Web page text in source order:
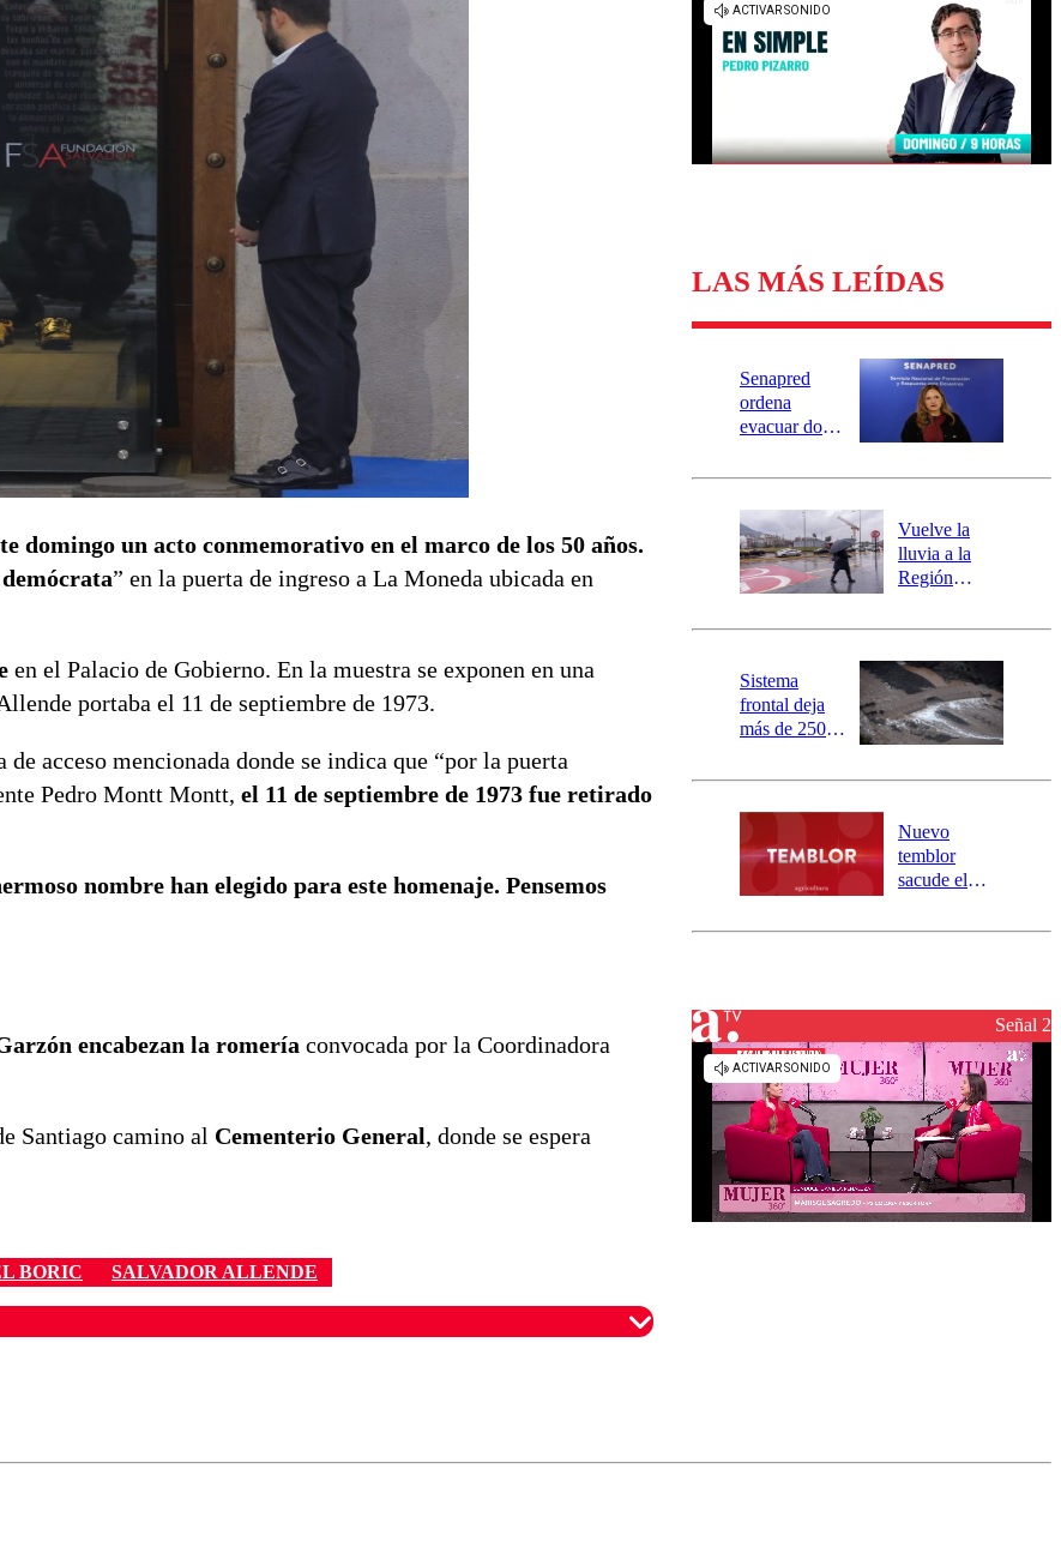
Universidad de Chile
Sustentabilidad
domingo un acto conmemorativo en el marco de los 50 años.
” en la puerta de ingreso a La Moneda ubicada en
en el Palacio de Gobierno. En la muestra se exponen en una
portaba el 11 de septiembre de 1973.
acceso mencionada donde se indica que “por la puerta
Pedro Montt Montt, el 11 de septiembre de 1973 fue retirado
nombre han elegido para este homenaje. Pensemos
encabezan la romería convocada por la Coordinadora
Santiago camino al Cementerio General, donde se espera
BORIC SALVADOR ALLENDE
LAS MÁS LEÍDAS
Senapred
ordena
evacuar dos
Carahue por
río Damas:
activa
mensajería
SAE
Vuelve la
lluvia a la
Región
este es el
la DMC para
este viernes
Sistema
frontal deja
más de 250
y 317
aisladas entre
Valparaíso y
Los Ríos
Nuevo
temblor
sacude el
revisa la
Señal 2